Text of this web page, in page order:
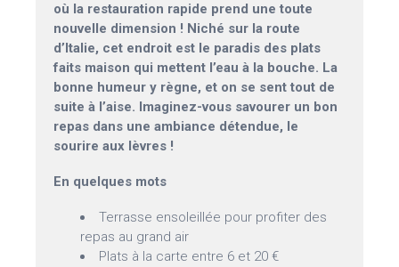
où la restauration rapide prend une toute
nouvelle dimension ! Niché sur la route
d’Italie, cet endroit est le paradis des plats
faits maison qui mettent l’eau à la bouche. La
bonne humeur y règne, et on se sent tout de
suite à l’aise. Imaginez-vous savourer un bon
repas dans une ambiance détendue, le
sourire aux lèvres !
En quelques mots
Terrasse ensoleillée pour profiter des
repas au grand air
Plats à la carte entre 6 et 20 €